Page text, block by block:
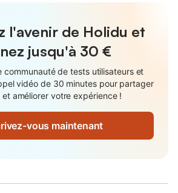
l'avenir de Holidu et
jusqu'à 30 €
communauté de tests utilisateurs et
vidéo de 30 minutes pour partager
et améliorer votre expérience !
vous maintenant